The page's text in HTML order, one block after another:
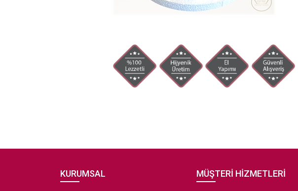
KURUMSAL MÜŞTERİ HİZMETLERİ